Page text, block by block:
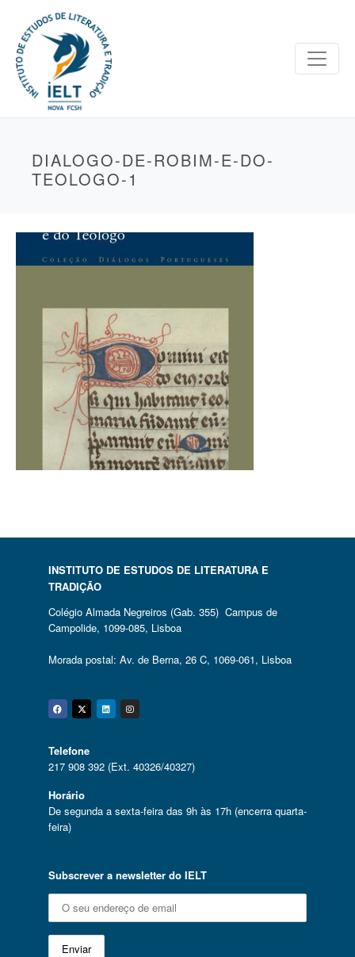
DIALOGO-DE-ROBIM-E-DO-
TEOLOGO-1
INSTITUTO DE ESTUDOS DE LITERATURA E
TRADIÇÃO
Colégio Almada Negreiros (Gab. 355) Campus de
Campolide, 1099-085, Lisboa
Morada postal: Av. de Berna, 26 C, 1069-061, Lisboa
Facebook
Twitter
Linkedin
Instagram
Telefone
217 908 392 (Ext. 40326/40327)
Horário
De segunda a sexta-feira das 9h às 17h (encerra quarta-
feira)
Subscrever a newsletter do IELT